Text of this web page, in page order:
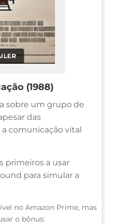
(1988)
sobre um grupo de
das
comunicação vital
primeiros a usar
para simular a
no Amazon Prime, mas
o bônus: